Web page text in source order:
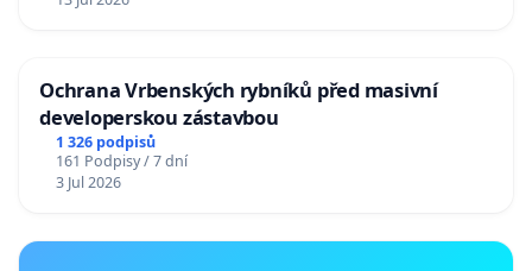
Ochrana Vrbenských rybníků před masivní
developerskou zástavbou
1 326 podpisů
161 Podpisy / 7 dní
3 Jul 2026